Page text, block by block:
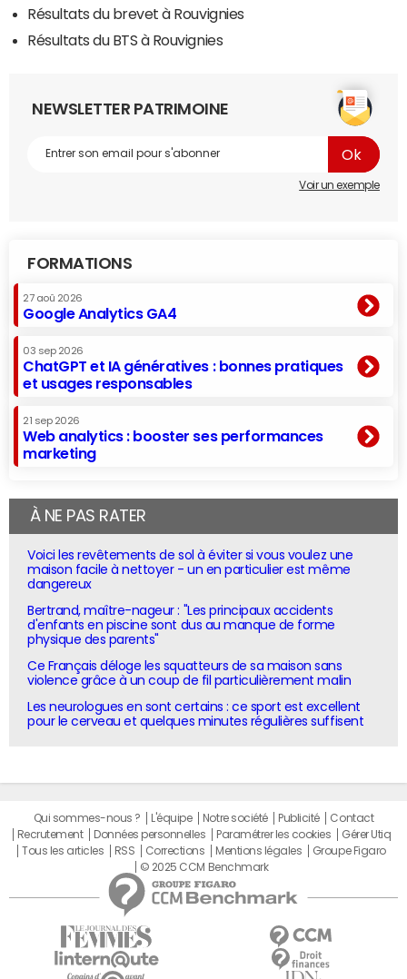
Résultats du brevet à Rouvignies
Résultats du BTS à Rouvignies
NEWSLETTER PATRIMOINE
Voir un exemple
FORMATIONS
27 aoû 2026
Google Analytics GA4
03 sep 2026
ChatGPT et IA génératives : bonnes pratiques
et usages responsables
21 sep 2026
Web analytics : booster ses performances
marketing
À NE PAS RATER
Voici les revêtements de sol à éviter si vous voulez une
maison facile à nettoyer - un en particulier est même
dangereux
Bertrand, maître-nageur : "Les principaux accidents
d'enfants en piscine sont dus au manque de forme
physique des parents"
Ce Français déloge les squatteurs de sa maison sans
violence grâce à un coup de fil particulièrement malin
Les neurologues en sont certains : ce sport est excellent
pour le cerveau et quelques minutes régulières suffisent
Qui sommes-nous ? L'équipe Notre société Publicité
Contact
Recrutement
Données personnelles Paramétrer les cookies
Gérer Utiq
Tous les articles
RSS Corrections Mentions légales
Groupe Figaro
© 2025 CCM Benchmark